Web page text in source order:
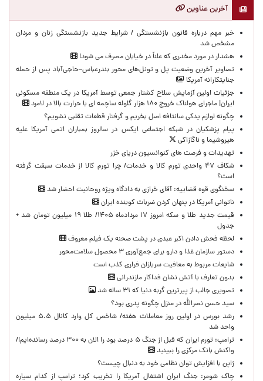
آخرین عناوین
خبر مهم درباره قانون بازنشستگی / شرایط جدید بازنشستگی زنان و مردان
مشخص شد
هشدار در مورد مخدری که علناً در خیابان مصرف می شود!
تصاویر آخرین وضعیت پل و تونل‌های محور بندرعباس–حاجی‌آباد پس از حمله
جنایتکارانه آمریکا
جزئیات اولین آزمایش سلاح کشتار جمعی توسط آمریکا در یک منطقه مسکونی
ایران| ماجرای هولناک خروج ۱۸۰ هزار گلوله ساچمه ای با حرارت بالا در لامرد
چگونه لوازم یدکی سانتافه اصل بخریم و گرفتار قطعات تقلبی نشویم؟
پیام پزشکیان در شبکه اجتماعی ایکس در سالروز بمباران اتمی آمریکا علیه
هیروشیما و ناگازاکی
تهدیدات و فرصت های کنوانسیون دریای خزر
شکاف ۴۷ واحدی تورم کالا و خدمات/ چرا تورم کالا از خدمات سبقت گرفته
است؟
سخنگوی قوه قضاییه: آقای خرازی به دادگاه ویژه روحانیت احضار شد
ناتوانی آمریکا در پنهان کردن ضربات کوبنده ایران
قیمت جدید طلا و سکه امروز ۱۷ مردادماه ۱۴۰۵/ طلا ۱۹ میلیون تومان شد +
جدول
لحظه‌ فحش دادن اکبر عبدی در پشت صحنه یک فیلم معروف
دستور سازمان غذا و دارو برای جمع‌آوری ۳ محصول سلامت‌محور
شایعات مربوط به معافیت سربازان فراری کذب است
بدون تعارف با آتش نشان فداکار مازندرانی
تصویری جالب از پیرترین گربه دنیا که ۳۱ ساله شد
سید حسن نصرالله در منزل چگونه پدری بود؟
رشد بورس در اولین روز معاملات هفته/ شاخص کل وارد کانال ۵.۵ میلیون
واحد شد
ترامپ: تورم ایران که قبل از جنگ ۵ درصد بود را الان به ۳۰۰ درصد رسانده‌ایم!/
واکنش بانک مرکزی را ببینید
ژاپن با افزایش توان نظامی خود به دنبال چیست؟
چاک شومر: جنگ ایران اشتغال آمریکا را تخریب کرد؛ ترامپ از کدام سیاره